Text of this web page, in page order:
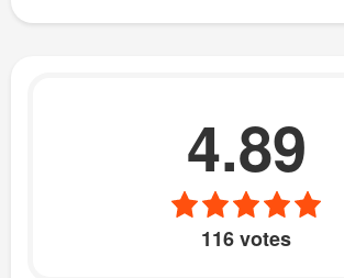
4.89
116 votes